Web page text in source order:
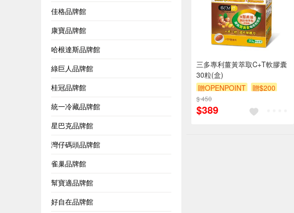
佳格品牌館
康寶品牌館
哈根達斯品牌館
綠巨人品牌館
桂冠品牌館
統一冷藏品牌館
星巴克品牌館
灣仔碼頭品牌館
雀巢品牌館
幫寶適品牌館
好自在品牌館
三多專利薑黃萃取C+T軟膠囊
30粒(盒)
贈OPENPOINT
贈$200
$ 450
$389